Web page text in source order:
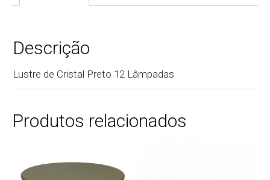
Descrição
Lustre de Cristal Preto 12 Lâmpadas
Produtos relacionados